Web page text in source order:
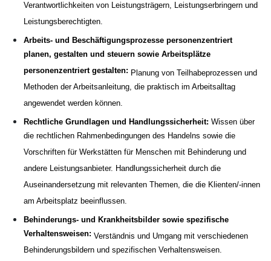
Verantwortlichkeiten von Leistungsträgern, Leistungserbringern und
Leistungsberechtigten.
Arbeits- und Beschäftigungsprozesse personenzentriert
planen, gestalten und steuern sowie Arbeitsplätze
personenzentriert gestalten: Planung von Teilhabeprozessen und
Methoden der Arbeitsanleitung, die praktisch im Arbeitsalltag
angewendet werden können.
Rechtliche Grundlagen und Handlungssicherheit: Wissen über
die rechtlichen Rahmenbedingungen des Handelns sowie die
Vorschriften für Werkstätten für Menschen mit Behinderung und
andere Leistungsanbieter. Handlungssicherheit durch die
Auseinandersetzung mit relevanten Themen, die die Klienten/-innen
am Arbeitsplatz beeinflussen.
Behinderungs- und Krankheitsbilder sowie spezifische
Verhaltensweisen: Verständnis und Umgang mit verschiedenen
Behinderungsbildern und spezifischen Verhaltensweisen.